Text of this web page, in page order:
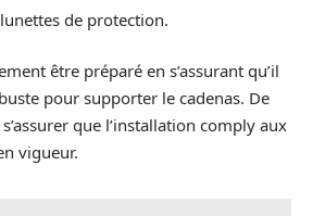
de protection.
être préparé en s’assurant qu’il
pour supporter le cadenas. De
que l’installation comply aux
vigueur.